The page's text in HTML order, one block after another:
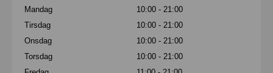
Mandag
10:00 - 21:00
Tirsdag
10:00 - 21:00
Onsdag
10:00 - 21:00
Torsdag
10:00 - 21:00